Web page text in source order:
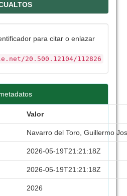
para citar o enlazar
20.500.12104/112826
Valor
Navarro del Toro, Guillermo
2026-05-19T21:21:18Z
2026-05-19T21:21:18Z
2026